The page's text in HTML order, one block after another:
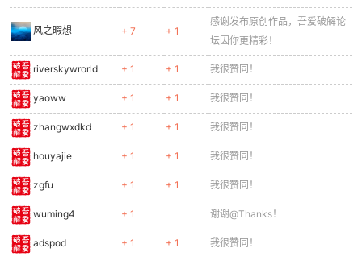
风之暇想 + 7 + 1
感谢发布原创作品，吾爱破解论
坛因你更精彩！
riverskywrorld + 1 + 1 我很赞同！
yaoww + 1 + 1 我很赞同！
zhangwxdkd + 1 + 1 我很赞同！
houyajie + 1 + 1 我很赞同！
zgfu + 1 + 1 我很赞同！
wuming4 + 1 谢谢@Thanks！
adspod + 1 + 1 我很赞同！